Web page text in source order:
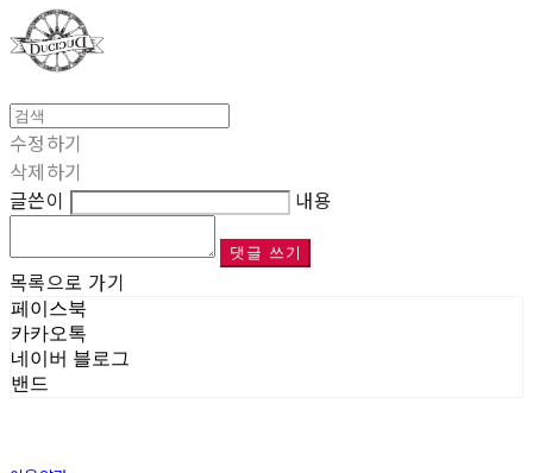
수정하기
삭제하기
글쓴이
내용
댓글 쓰기
목록으로 가기
페이스북
카카오톡
네이버 블로그
밴드